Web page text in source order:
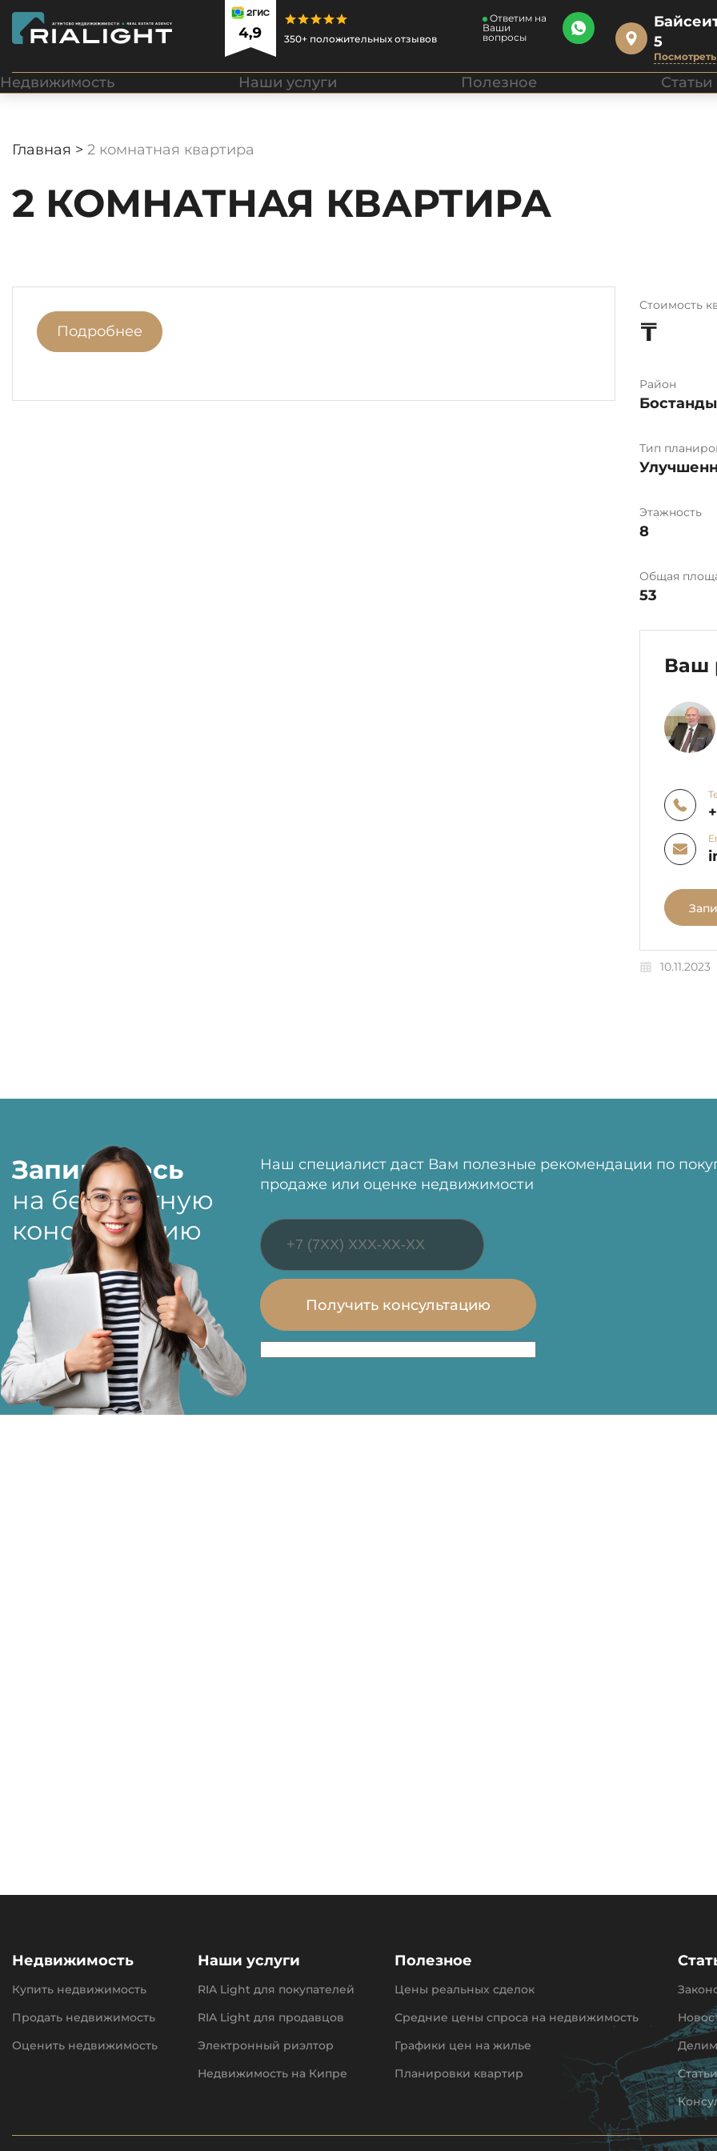
350+ положительных отзывов
Ответим на
Ваши
вопросы
5
Недвижимость Наши услуги Полезное Статьи
Главная > 2 комнатная квартира
2 КОМНАТНАЯ КВАРТИРА
Подробнее
Стоимость
₸
Район
Тип
Этажность
8
Общая
53
Ваш
10.11.2023
Запишитесь
на бесплатную
консультацию
Наш специалист даст Вам полезные рекомендации по
продаже или оценке недвижимости
Недвижимость
Купить недвижимость
Продать недвижимость
Оценить недвижимость
Наши услуги
RIA Light для покупателей
RIA Light для продавцов
Электронный риэлтор
Недвижимость на Кипре
Полезное
Цены реальных сделок
Средние цены спроса на недвижимость
Графики цен на жилье
Планировки квартир